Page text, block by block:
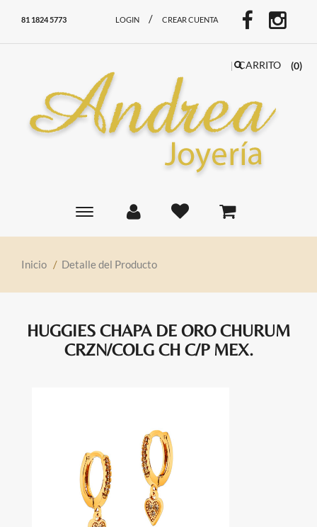
81 1824 5773 LOGIN / CREAR CUENTA
Toggle
CARRITO (0)
Inicio / Detalle del Producto
HUGGIES CHAPA DE ORO CHURUM
CRZN/COLG CH C/P MEX.